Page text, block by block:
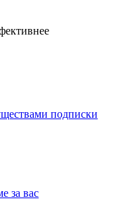
подписки
за вас